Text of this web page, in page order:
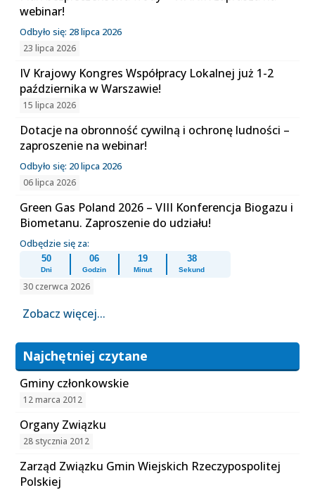
webinar!
Odbyło się: 28 lipca 2026
23 lipca 2026
IV Krajowy Kongres Współpracy Lokalnej już 1-2
października w Warszawie!
15 lipca 2026
Dotacje na obronność cywilną i ochronę ludności –
zaproszenie na webinar!
Odbyło się: 20 lipca 2026
06 lipca 2026
Green Gas Poland 2026 – VIII Konferencja Biogazu i
Biometanu. Zaproszenie do udziału!
Odbędzie się za:
50
Dni
06
Godzin
19
Minut
38
Sekund
30 czerwca 2026
Zobacz więcej...
Najchętniej czytane
Gminy członkowskie
12 marca 2012
Organy Związku
28 stycznia 2012
Zarząd Związku Gmin Wiejskich Rzeczypospolitej
Polskiej